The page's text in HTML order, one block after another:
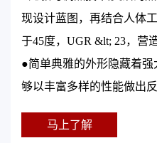
现设计蓝图，再结合人体
于45度，UGR &lt; 23，营
●简单典雅的外形隐藏着
够以丰富多样的性能做出
马上了解